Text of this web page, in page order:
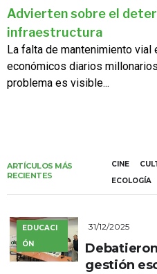
Advierten sobre el
infraestructura
La falta de mantenimiento
económicos diarios
problema es visible...
ARTÍCULOS MÁS
RECIENTES
CINE
ECOLOGÍA
EDUCACI
ÓN
31/12/2025
gestión